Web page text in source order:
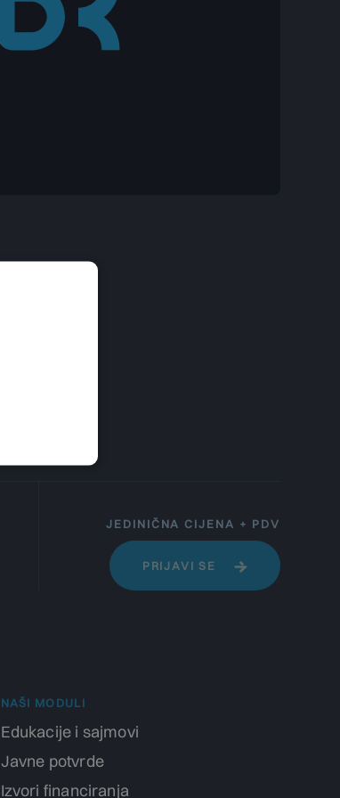
JEDINIČNA CIJENA + PDV
PRIJAVI SE
NAŠI MODULI
Edukacije i sajmovi
Javne potvrde
Izvori financiranja